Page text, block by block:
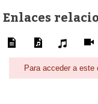
Enlaces
Para acceder a